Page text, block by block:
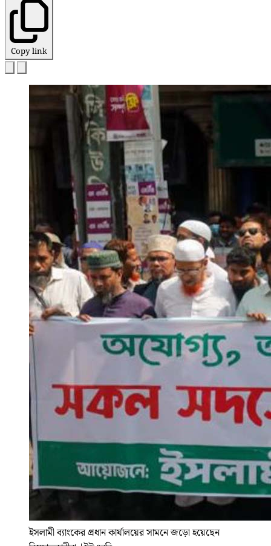
Copy link
ইসলামী ব্যাংকের প্রধান কার্যালয়ের সামনে জড়ো হয়েছেন